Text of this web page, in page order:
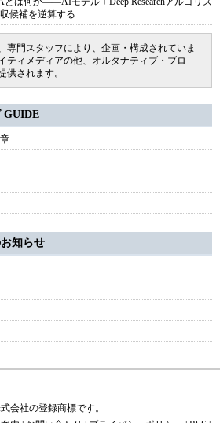
候補を逆算する
専門スタッフにより、企画・構成されていま
ティメディアの他、オルタナティブ・ブロ
供されます。
GUIDE
知らせ
会社の登録商標です。